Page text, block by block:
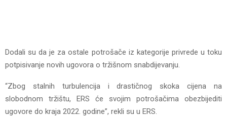
Dodali su da je za ostale potrošače iz kategorije privrede u toku
potpisivanje novih ugovora o tržišnom snabdijevanju.
“Zbog stalnih turbulencija i drastičnog skoka cijena na
slobodnom tržištu, ERS će svojim potrošačima obezbijediti
ugovore do kraja 2022. godine”, rekli su u ERS.